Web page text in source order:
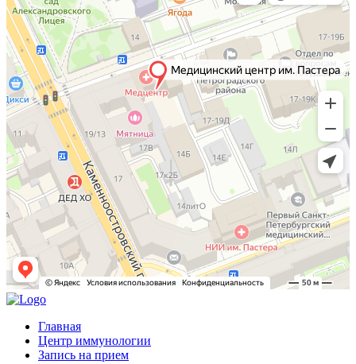
Главная
Центр иммунологии
Запись на прием